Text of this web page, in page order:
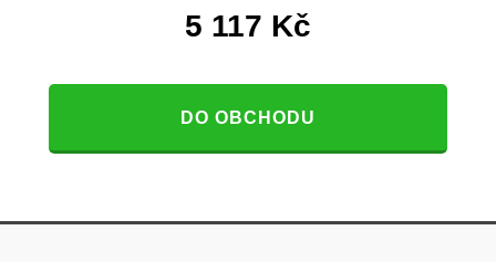
5 117 Kč
DO OBCHODU